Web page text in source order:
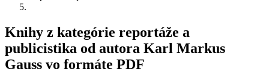
Knihy z kategórie reportáže a
publicistika od autora Karl Markus
Gauss vo formáte PDF